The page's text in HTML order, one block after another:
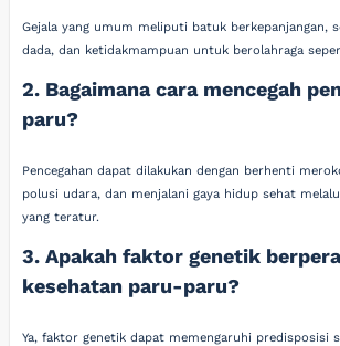
Gejala yang umum meliputi batuk berkepanjangan,
dada, dan ketidakmampuan untuk berolahraga
2. Bagaimana cara mencegah
paru?
Pencegahan dapat dilakukan dengan berhenti
polusi udara, dan menjalani gaya hidup sehat
yang teratur.
3. Apakah faktor genetik
kesehatan paru-paru?
Ya, faktor genetik dapat memengaruhi predisposisi